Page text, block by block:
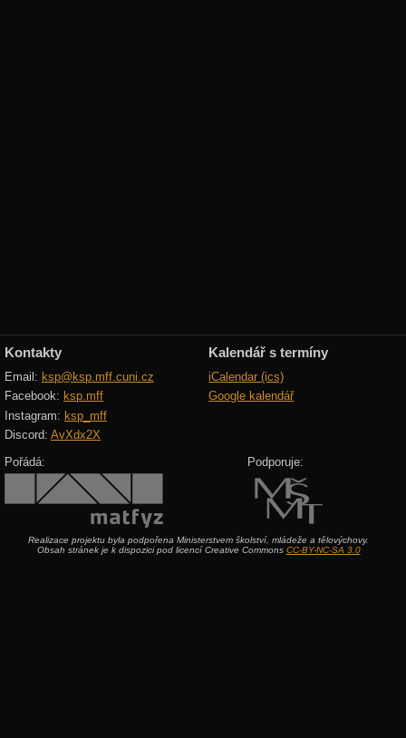
Kontakty
Email: ksp@ksp.mff.cuni.cz
Facebook: ksp.mff
Instagram: ksp_mff
Discord: AvXdx2X
Kalendář s termíny
iCalendar (ics)
Google kalendář
Pořádá: Podporuje:
Realizace projektu byla podpořena Ministerstvem školství, mládeže a tělovýchovy.
Obsah stránek je k dispozici pod licencí Creative Commons CC-BY-NC-SA 3.0